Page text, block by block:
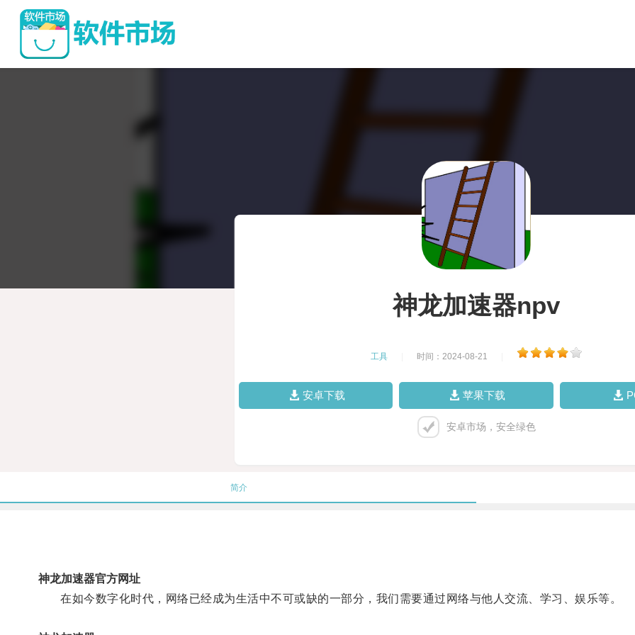
神龙加速器npv
工具 时间：2024-08-21
安卓下载 苹果下载
安卓市场，安全绿色
简介
神龙加速器官方网址
在如今数字化时代，网络已经成为生活中不可或缺的一部分，我们需要通过网络与他人交流、学习、娱乐等。